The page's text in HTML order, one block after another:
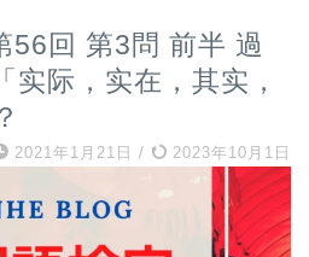
56回 第3問 前半 過
实际，实在，其实，
2021年1月21日 / 2023年10月1日